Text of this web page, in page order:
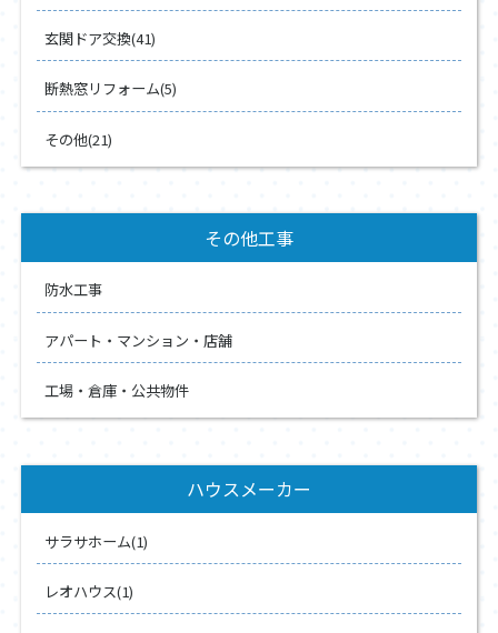
玄関ドア交換(41)
断熱窓リフォーム(5)
その他(21)
その他工事
防水工事
アパート・マンション・店舗
工場・倉庫・公共物件
ハウスメーカー
サラサホーム(1)
レオハウス(1)